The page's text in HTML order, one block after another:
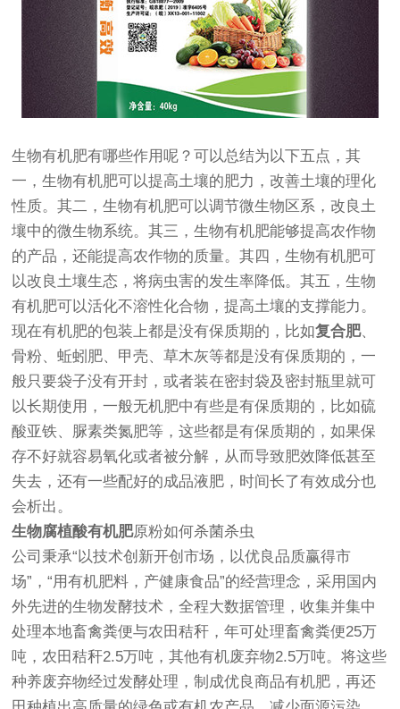
生物有机肥有哪些作用呢？可以总结为以下五点，其
一，生物有机肥可以提高土壤的肥力，改善土壤的理化
性质。其二，生物有机肥可以调节微生物区系，改良土
壤中的微生物系统。其三，生物有机肥能够提高农作物
的产品，还能提高农作物的质量。其四，生物有机肥可
以改良土壤生态，将病虫害的发生率降低。其五，生物
有机肥可以活化不溶性化合物，提高土壤的支撑能力。
现在有机肥的包装上都是没有保质期的，比如复合肥、
骨粉、蚯蚓肥、甲壳、草木灰等都是没有保质期的，一
般只要袋子没有开封，或者装在密封袋及密封瓶里就可
以长期使用，一般无机肥中有些是有保质期的，比如硫
酸亚铁、脲素类氮肥等，这些都是有保质期的，如果保
存不好就容易氧化或者被分解，从而导致肥效降低甚至
失去，还有一些配好的成品液肥，时间长了有效成分也
会析出。
生物腐植酸有机肥原粉如何杀菌杀虫
公司秉承“以技术创新开创市场，以优良品质赢得市
场”，“用有机肥料，产健康食品”的经营理念，采用国内
外先进的生物发酵技术，全程大数据管理，收集并集中
处理本地畜禽粪便与农田秸秆，年可处理畜禽粪便25万
吨，农田秸秆2.5万吨，其他有机废弃物2.5万吨。将这些
种养废弃物经过发酵处理，制成优良商品有机肥，再还